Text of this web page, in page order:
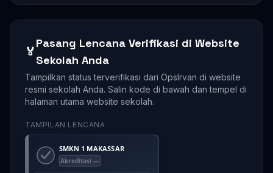
🏅
Pasang Lencana Verifikasi di Website
Sekolah Anda
Tampilkan status terverifikasi dari OpsIrvan di website
resmi sekolah Anda. Salin kode di bawah dan tempel di
halaman utama website sekolah.
TAMPILAN LENCANA